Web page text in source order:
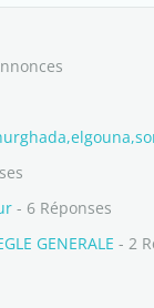
- 6 Réponses
GENERALE - 2